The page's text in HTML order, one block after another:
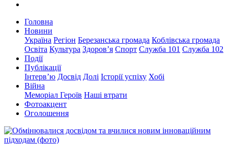
Головна
Новини
Україна Регіон Березанська громада Коблівська громада
Освіта Культура Здоров’я Спорт Служба 101 Служба 102
Події
Публікації
Інтерв’ю Досвід Долі Історії успіху Хобі
Війна
Меморіал Героїв Наші втрати
Фотоакцент
Оголошення